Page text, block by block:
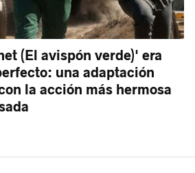
(El avispón verde)' era
una adaptación
la acción más hermosa